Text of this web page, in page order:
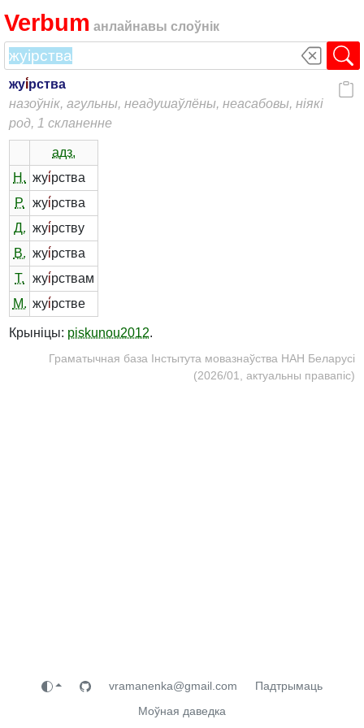
Verbum анлайнавы слоўнік
жуі́рства
назоўнік, агульны, неадушаўлёны, неасабовы, ніякі
род, 1 скланенне
адз.
Н. жуі́рства
Р.
жуі́рства
Д. жуі́рству
В. жуі́рства
Т.
жуі́рствам
М. жуі́рстве
Крыніцы: piskunou2012.
Граматычная база Інстытута мовазнаўства НАН Беларусі
(2026/01, актуальны правапіс)
vramanenka@gmail.com
Падтрымаць
Моўная даведка